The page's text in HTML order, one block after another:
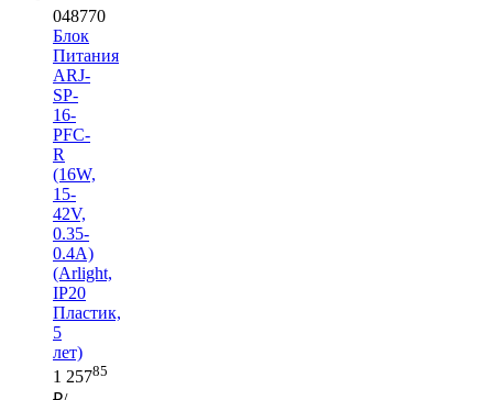
048770
Блок
Питания
ARJ-
SP-
16-
PFC-
R
(16W,
15-
42V,
0.35-
0.4A)
(Arlight,
IP20
Пластик,
5
лет)
1 25785